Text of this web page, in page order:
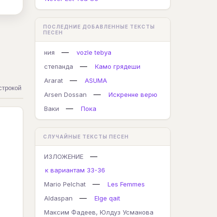
ПОСЛЕДНИЕ ДОБАВЛЕННЫЕ ТЕКСТЫ
ПЕСЕН
ния —
vozle tebya
степанда
—
Камо грядеши
Ararat
—
ASUMA
Arsen Dossan
—
Искренне верю
Ваки
— Пока
СЛУЧАЙНЫЕ ТЕКСТЫ ПЕСЕН
ИЗЛОЖЕНИЕ —
к вариантам 33-36
Mario Pelchat
—
Les Femmes
Aldaspan
—
Elge qait
Максим Фадеев, Юлдуз Усманова